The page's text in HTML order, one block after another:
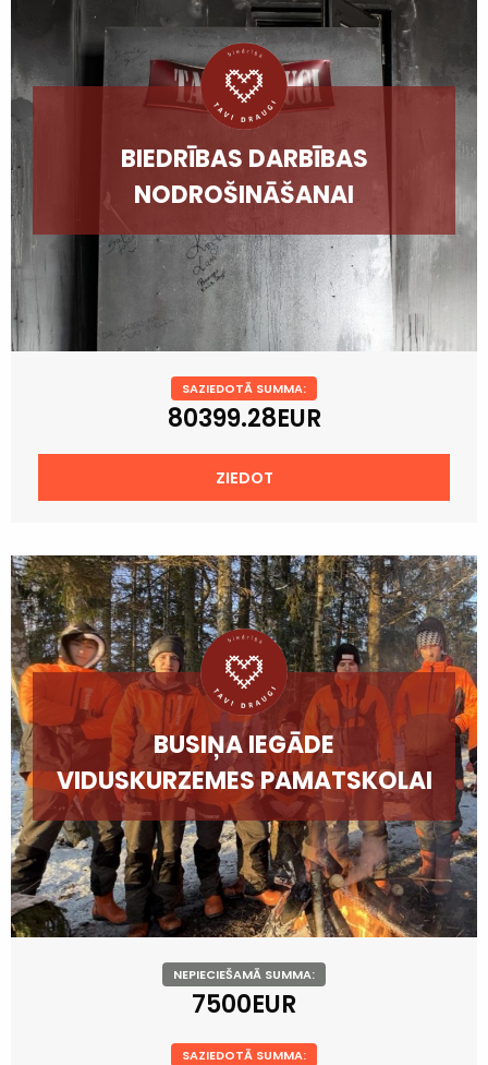
BIEDRĪBAS DARBĪBAS
NODROŠINĀŠANAI
SAZIEDOTĀ SUMMA:
80399.28EUR
ZIEDOT
BUSIŅA IEGĀDE
VIDUSKURZEMES PAMATSKOLAI
NEPIECIEŠAMĀ SUMMA:
7500EUR
SAZIEDOTĀ SUMMA: